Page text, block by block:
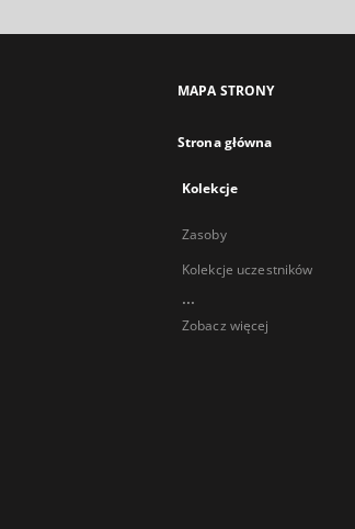
MAPA STRONY
Strona główna
Kolekcje
Zasoby
Kolekcje uczestników
...
Zobacz więcej